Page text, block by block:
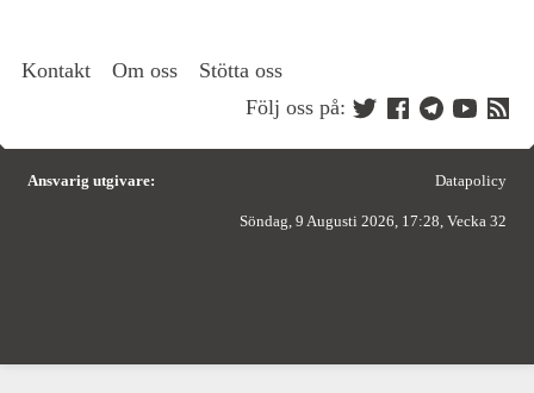
Kontakt Om oss
Stötta oss
Följ oss på:
Ansvarig utgivare: Datapolicy
Söndag, 9 Augusti 2026, 17:28, Vecka 32